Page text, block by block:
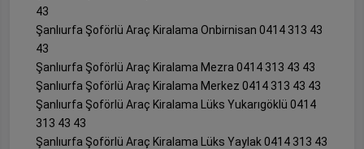
43
Şanlıurfa Şoförlü Araç Kiralama Onbirnisan 0414 313 43
43
Şanlıurfa Şoförlü Araç Kiralama Mezra 0414 313 43 43
Şanlıurfa Şoförlü Araç Kiralama Merkez 0414 313 43 43
Şanlıurfa Şoförlü Araç Kiralama Lüks Yukarıgöklü 0414
313 43 43
Şanlıurfa Şoförlü Araç Kiralama Lüks Yaylak 0414 313 43